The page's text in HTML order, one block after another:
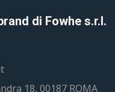
di Fowhe s.r.l.
18, 00187 ROMA